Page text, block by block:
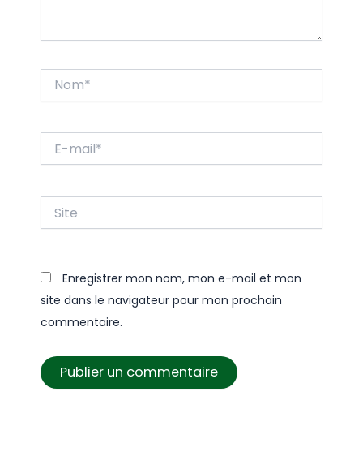
mail*
Enregistrer mon nom, mon e-mail et mon
site dans le navigateur pour mon prochain
commentaire.